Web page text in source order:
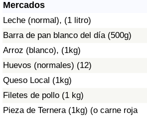
Mercados
Leche (normal), (1 litro)
Barra de pan blanco del día (500g)
Arroz (blanco), (1kg)
Huevos (normales) (12)
Queso Local (1kg)
Filetes de pollo (1 kg)
Pieza de Ternera (1kg) (o carne roja
Índice de criminalidad por país
Sanidad
Índice de Sanidad (Actual)
Índice de Sanidad
Índice de Sanidad por País